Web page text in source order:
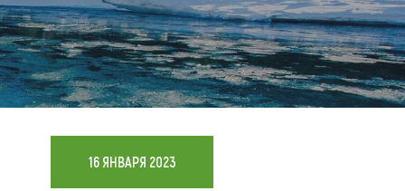
Санатории
Гостиницы, отели
Коттеджи, базы
Сельские усадьбы
Мотели, придорожные отели
16 ЯНВАРЯ 2023